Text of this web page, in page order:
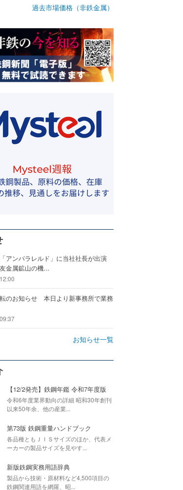
過去市場価格（非鉄金属）
アンパラレルド」に当社社長が出演
金属鉱山の機...
のお知らせ 本日より新事務所で業務
お知らせ一覧
【12/2発売】鉄鋼年鑑 令和7年度版
令和6年度業界動向の詳細 昭和30年創刊
以来50年余、他の産業...
第73版 鉄鋼重量ハンドブック
各品種ともＪＩＳサイズのほか、代表メ
ーカーの製品サイズを見やす...
新版鉄鋼実務用語辞典
製品から技術・原材料など4,500項目の
鉄鋼関連用語を網羅、昭...